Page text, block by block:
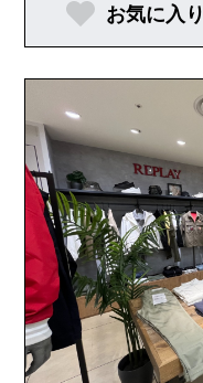
お気に入り